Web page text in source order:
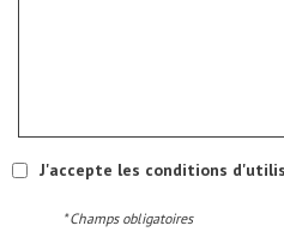
J'accepte les conditions
* Champs obligatoires